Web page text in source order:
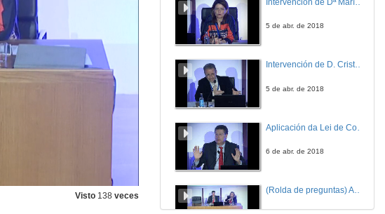
Visto 138 veces
5 de abr. de 2018
Intervención de D. Cristóbal Molina Navarrete
5 de abr. de 2018
6 de abr. de 2018
(Rolda de preguntas) Aplicación da Lei de Contratos do Sector Público nas universidades españolas